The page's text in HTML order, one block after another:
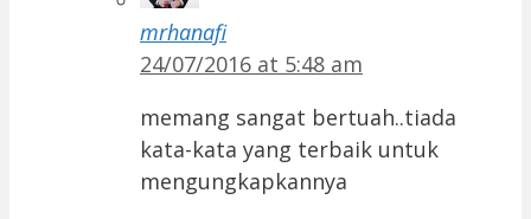
mrhanafi
24/07/2016 at 5:48 am
memang sangat bertuah..tiada
kata-kata yang terbaik untuk
mengungkapkannya